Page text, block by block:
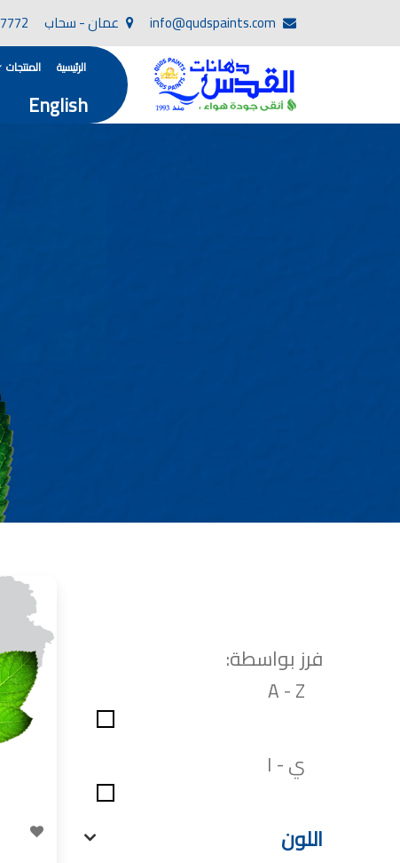
عمان - سحاب
الرئيسية المنتجات
English
كتالوج الوان دهانات,
صناعة دهانات القدس شركات
معلم دهانات, سعر سطل الدهان في الأردن,
دهانات للبيع, افضل نواع الدهان في الاردن, سعر الدهان في
شركة القدس لصناعة الدهانات
معجونة معجون
تأسست شركة القدس لصناعة الدهانات
دهان ضد العفن, بخاخ مزيل العفن, دهان بلاستيك
ورق جدران ضد العفن, دهان ضد الرطوبة, علاج العفن في المنزل,
تشطيبات, شركة
تشطيبات حوائط,التشطيبات المعمارية,
صناعة دهانات القدس
ورق جدران, ورق جدرن في الاردن, ورق جدران
صناعة دهانات
فرز بواسطة:
A - Z
ي - ا
اللون